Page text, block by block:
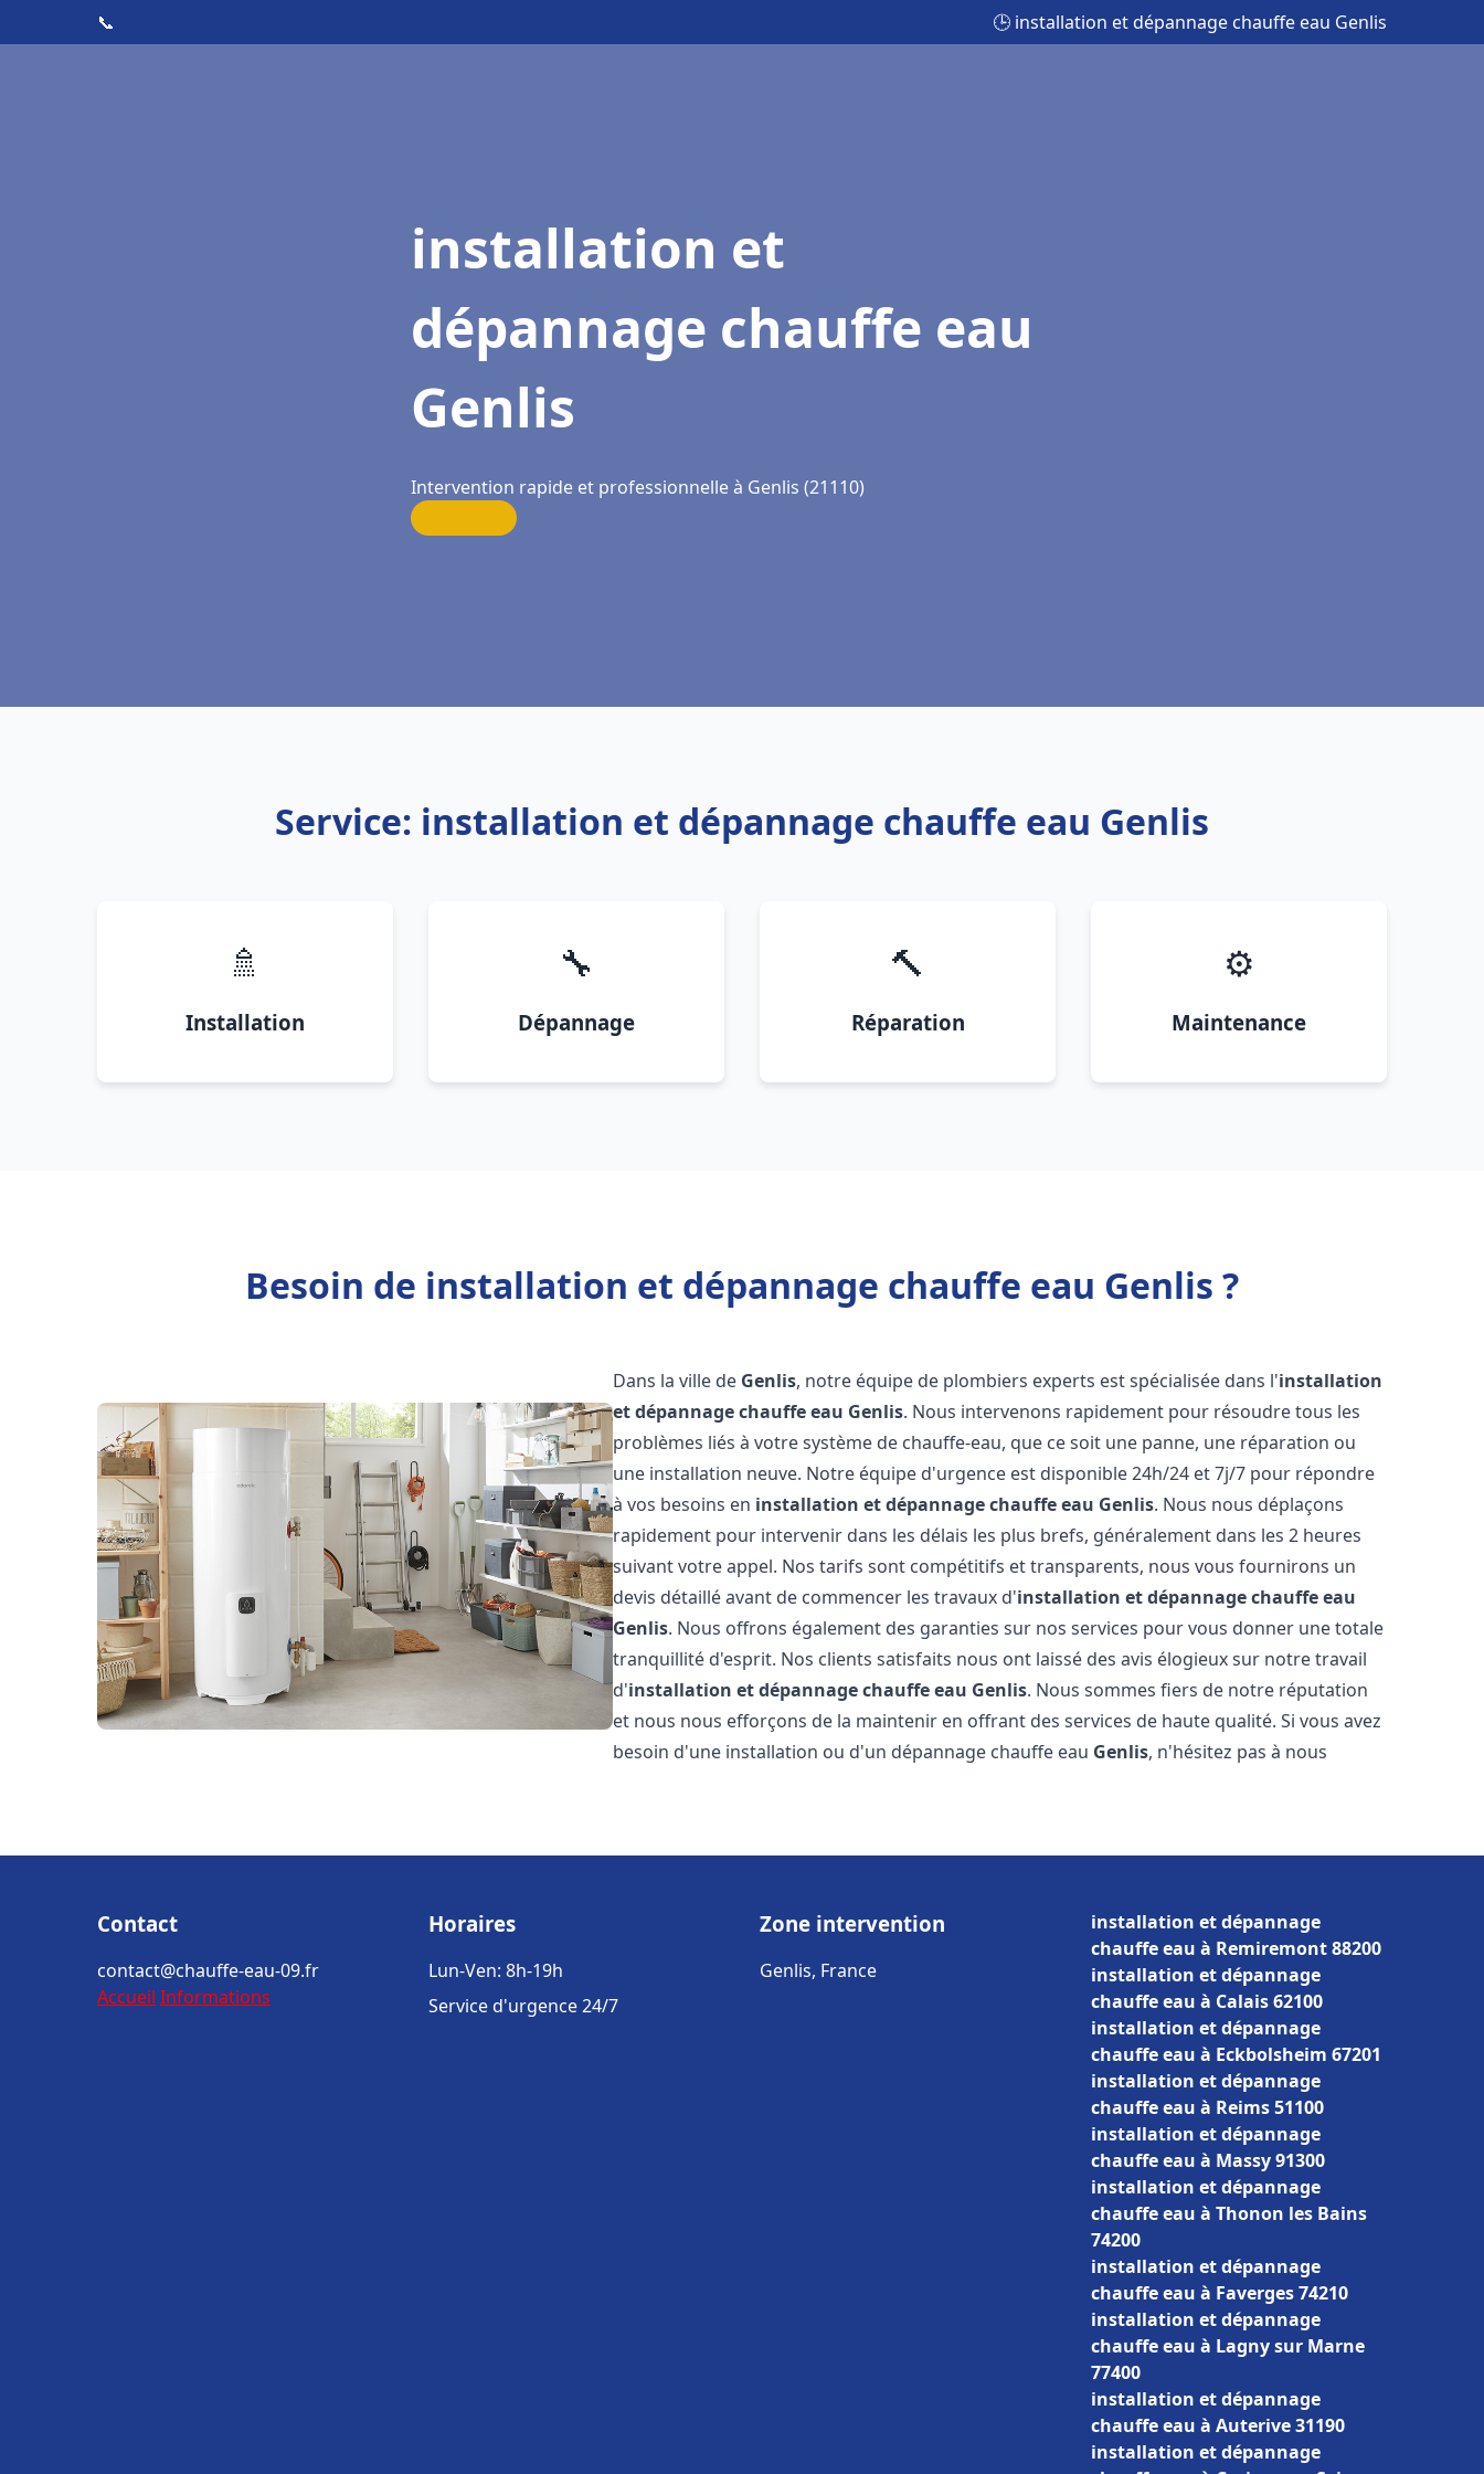
📞 🕒 installation et dépannage chauffe eau Genlis
installation et
dépannage chauffe eau
Genlis
Intervention rapide et professionnelle à Genlis (21110)
Service: installation et dépannage chauffe eau Genlis
🚿
Installation
🔧
Dépannage
🔨
Réparation
⚙️
Maintenance
Besoin de installation et dépannage chauffe eau Genlis ?
Dans la ville de Genlis, notre équipe de plombiers experts est spécialisée dans l'installation
et dépannage chauffe eau Genlis. Nous intervenons rapidement pour résoudre tous les
problèmes liés à votre système de chauffe-eau, que ce soit une panne, une réparation ou
une installation neuve. Notre équipe d'urgence est disponible 24h/24 et 7j/7 pour répondre
à vos besoins en installation et dépannage chauffe eau Genlis. Nous nous déplaçons
rapidement pour intervenir dans les délais les plus brefs, généralement dans les 2 heures
suivant votre appel. Nos tarifs sont compétitifs et transparents, nous vous fournirons un
devis détaillé avant de commencer les travaux d'installation et dépannage chauffe eau
Genlis. Nous offrons également des garanties sur nos services pour vous donner une totale
tranquillité d'esprit. Nos clients satisfaits nous ont laissé des avis élogieux sur notre travail
d'installation et dépannage chauffe eau Genlis. Nous sommes fiers de notre réputation
et nous nous efforçons de la maintenir en offrant des services de haute qualité. Si vous avez
besoin d'une installation ou d'un dépannage chauffe eau Genlis, n'hésitez pas à nous
Contact
contact@chauffe-eau-09.fr
Accueil Informations
Horaires
Lun-Ven: 8h-19h
Service d'urgence 24/7
Zone intervention
Genlis, France
installation et dépannage
chauffe eau à Remiremont 88200
installation et dépannage
chauffe eau à Calais 62100
installation et dépannage
chauffe eau à Eckbolsheim 67201
installation et dépannage
chauffe eau à Reims 51100
installation et dépannage
chauffe eau à Massy 91300
installation et dépannage
chauffe eau à Thonon les Bains
74200
installation et dépannage
chauffe eau à Faverges 74210
installation et dépannage
chauffe eau à Lagny sur Marne
77400
installation et dépannage
chauffe eau à Auterive 31190
installation et dépannage